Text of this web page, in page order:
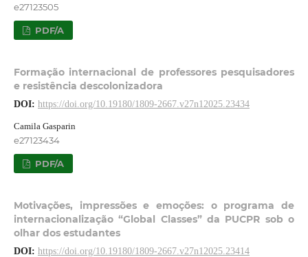
e27123505
PDF/A
Formação internacional de professores pesquisadores
e resistência descolonizadora
DOI: https://doi.org/10.19180/1809-2667.v27n12025.23434
Camila Gasparin
e27123434
PDF/A
Motivações, impressões e emoções: o programa de
internacionalização “Global Classes” da PUCPR sob o
olhar dos estudantes
DOI: https://doi.org/10.19180/1809-2667.v27n12025.23414